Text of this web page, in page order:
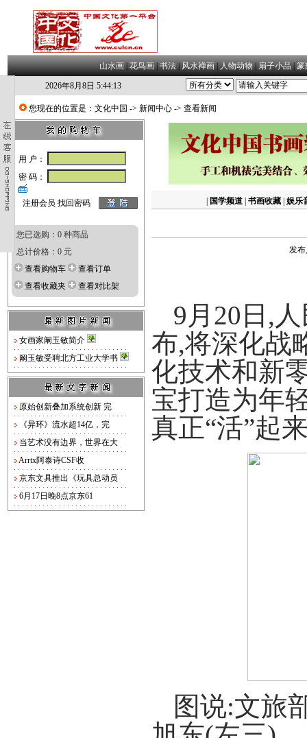
山水画|花鸟画|书法|风水禅画|人物动物|扇子小品|篆
2026年8月8日 5:44:14
您现在的位置是： 文化中国 -> 新闻中心 -> 查看新闻
用 户：
密 码：
注册会员 找回密码
您已选购：0 种商品
总计价格：0 元
查看购物车
查看订单
查看收藏夹
查看对比架
女画家阚玉敏简介
阚玉敏受聘北方工业大学书
原始创新叠加系统创新 完
《异环》流水超14亿，完
当艺术没有边界，世界在大
Arrtx阿泰诗CSF收
京东文具推出《玩具总动员
6月17日晚8点京东61
国学频道 书画收藏 娱乐
发布
9月20日,
布,将深化战
化技术和新
宝打造为年
真正“活”起
图说:文旅